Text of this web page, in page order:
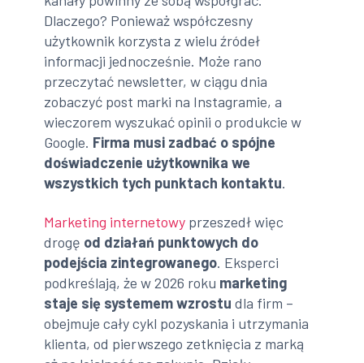
Dlaczego? Ponieważ współczesny
użytkownik korzysta z wielu źródeł
informacji jednocześnie. Może rano
przeczytać newsletter, w ciągu dnia
zobaczyć post marki na Instagramie, a
wieczorem wyszukać opinii o produkcie w
Google. Firma musi zadbać o spójne
doświadczenie użytkownika we
wszystkich tych punktach kontaktu.
Marketing internetowy przeszedł więc
drogę od działań punktowych do
podejścia zintegrowanego. Eksperci
podkreślają, że w 2026 roku marketing
staje się systemem wzrostu dla firm –
obejmuje cały cykl pozyskania i utrzymania
klienta, od pierwszego zetknięcia z marką